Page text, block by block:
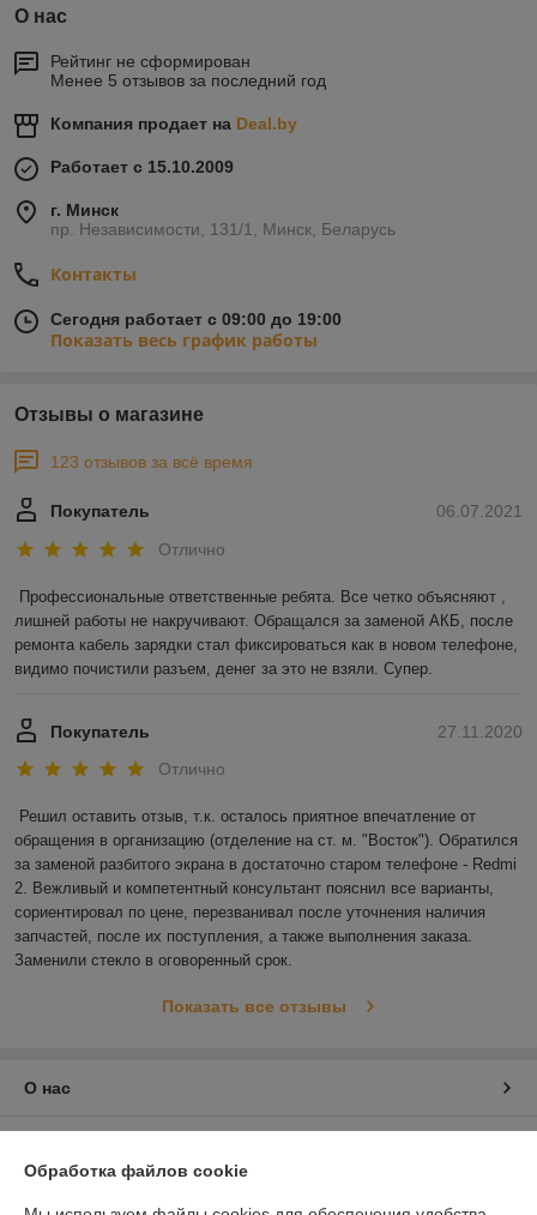
О нас
Рейтинг не сформирован
Менее 5 отзывов за последний год
Компания продает на Deal.by
Работает с 15.10.2009
г. Минск
пр. Независимости, 131/1, Минск, Беларусь
Контакты
Сегодня работает с 09:00 до 19:00
Показать весь график работы
Отзывы о магазине
123 отзывов за всё время
06.07.2021
Покупатель
Отлично
Профессиональные ответственные ребята. Все четко объясняют ,
лишней работы не накручивают. Обращался за заменой АКБ, после
ремонта кабель зарядки стал фиксироваться как в новом телефоне,
видимо почистили разъем, денег за это не взяли. Супер.
27.11.2020
Покупатель
Отлично
Решил оставить отзыв, т.к. осталось приятное впечатление от
обращения в организацию (отделение на ст. м. "Восток"). Обратился
за заменой разбитого экрана в достаточно старом телефоне - Redmi
2. Вежливый и компетентный консультант пояснил все варианты,
сориентировал по цене, перезванивал после уточнения наличия
запчастей, после их поступления, а также выполнения заказа.
Заменили стекло в оговоренный срок.
Показать все отзывы
О нас
Обработка файлов cookie